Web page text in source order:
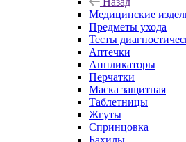
Медицинские
Предметы ухода
Тесты
Аптечки
Аппликаторы
Перчатки
Маска защитная
Таблетницы
Жгуты
Спринцовка
Бахилы